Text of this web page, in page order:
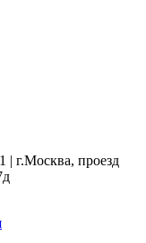
| г.Москва, проезд